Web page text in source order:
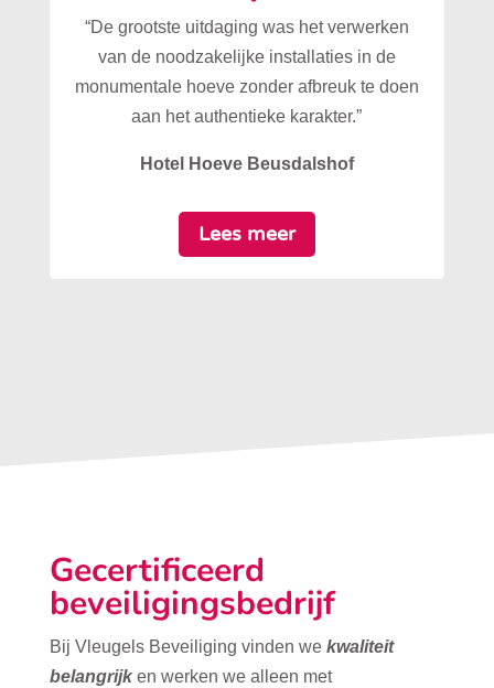
“De grootste uitdaging was het verwerken
van de noodzakelijke installaties in de
monumentale hoeve zonder afbreuk te doen
aan het authentieke karakter.”
Hotel Hoeve Beusdalshof
Lees meer
Gecertificeerd
beveiligingsbedrijf
Bij Vleugels Beveiliging vinden we kwaliteit
belangrijk en werken we alleen met